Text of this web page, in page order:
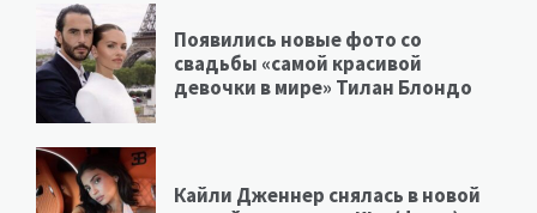
Появились новые фото со
свадьбы «самой красивой
девочки в мире» Тилан Блондо
Кайли Дженнер снялась в новой